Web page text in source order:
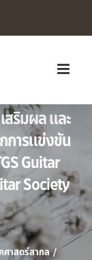
ริมผล และ
การแข่งขัน
Guitar
Society
าสตร์สากล /